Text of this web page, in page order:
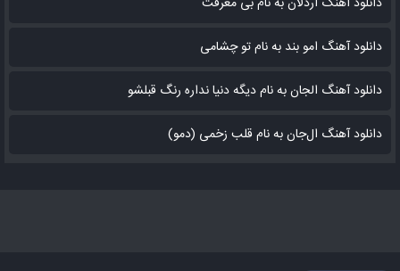
دانلود آهنگ امو بند به نام تو چشامی
دانلود آهنگ الجان به نام دیگه دنیا نداره رنگ قبلشو
دانلود آهنگ ال‌جان به نام قلب زخمی (دمو)